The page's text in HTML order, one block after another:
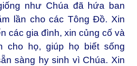
như Chúa đã hứa ban
lần cho các Tông Đồ. Xin
các gia đình, xin củng cố và
cho họ, giúp họ biết sống
sàng hy sinh vì Chúa. Xin